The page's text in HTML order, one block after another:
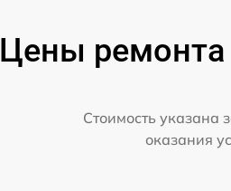
Цены ремонта
Стоимость указана
оказания